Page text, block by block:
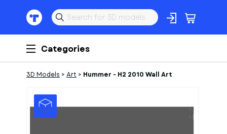
Categories
3D Models > Art > Hummer - H2 2010 Wall Art